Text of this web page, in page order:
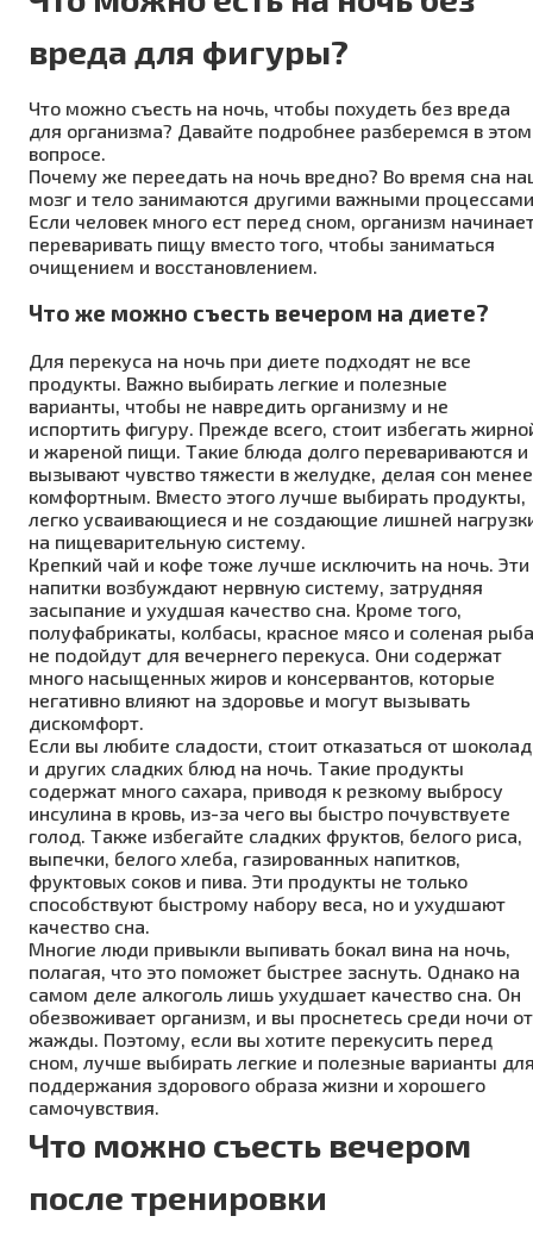
вреда для фигуры?
Что можно съесть на ночь, чтобы похудеть без вреда
для организма? Давайте подробнее разберемся в этом
вопросе.
Почему же переедать на ночь вредно? Во время сна
мозг и тело занимаются другими важными
Если человек много ест перед сном, организм
переваривать пищу вместо того, чтобы заниматься
очищением и восстановлением.
Что же можно съесть вечером на диете?
Для перекуса на ночь при диете подходят не все
продукты. Важно выбирать легкие и полезные
варианты, чтобы не навредить организму и не
испортить фигуру. Прежде всего, стоит избегать
и жареной пищи. Такие блюда долго перевариваются и
вызывают чувство тяжести в желудке, делая сон менее
комфортным. Вместо этого лучше выбирать продукты,
легко усваивающиеся и не создающие лишней
на пищеварительную систему.
Крепкий чай и кофе тоже лучше исключить на ночь. Эти
напитки возбуждают нервную систему, затрудняя
засыпание и ухудшая качество сна. Кроме того,
полуфабрикаты, колбасы, красное мясо и соленая рыба
не подойдут для вечернего перекуса. Они содержат
много насыщенных жиров и консервантов, которые
негативно влияют на здоровье и могут вызывать
дискомфорт.
Если вы любите сладости, стоит отказаться от
и других сладких блюд на ночь. Такие продукты
содержат много сахара, приводя к резкому выбросу
инсулина в кровь, из-за чего вы быстро почувствуете
голод. Также избегайте сладких фруктов, белого риса,
выпечки, белого хлеба, газированных напитков,
фруктовых соков и пива. Эти продукты не только
способствуют быстрому набору веса, но и ухудшают
качество сна.
Многие люди привыкли выпивать бокал вина на ночь,
полагая, что это поможет быстрее заснуть. Однако на
самом деле алкоголь лишь ухудшает качество сна. Он
обезвоживает организм, и вы проснетесь среди ночи от
жажды. Поэтому, если вы хотите перекусить перед
сном, лучше выбирать легкие и полезные варианты
поддержания здорового образа жизни и хорошего
самочувствия.
Что можно съесть вечером
после тренировки